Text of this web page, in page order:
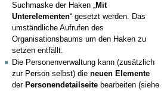
Suchmaske der Haken „
Mit
Unterelementen“ gesetzt werden. Das
umständliche Aufrufen des
Organisationsbaums um den Haken zu
setzen entfällt.
Die Personenverwaltung kann (zusätzlich
zur Person selbst) die neuen Elemente
der Personendetailseitebearbeiten (siehe